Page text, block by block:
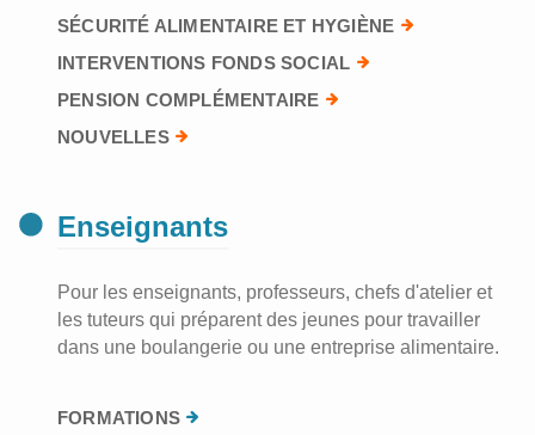
SÉCURITÉ ALIMENTAIRE ET HYGIÈNE
INTERVENTIONS FONDS SOCIAL
PENSION COMPLÉMENTAIRE
NOUVELLES
Enseignants
Pour les enseignants, professeurs, chefs d'atelier et
les tuteurs qui préparent des jeunes pour travailler
dans une boulangerie ou une entreprise alimentaire.
FORMATIONS